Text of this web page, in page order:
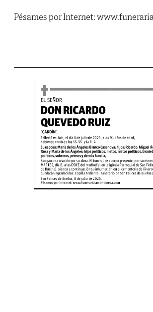
Pésames por Internet: